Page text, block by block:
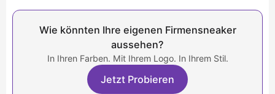
Wie könnten Ihre eigenen Firmensneaker
aussehen?
In Ihren Farben. Mit Ihrem Logo. In Ihrem Stil.
Jetzt Probieren